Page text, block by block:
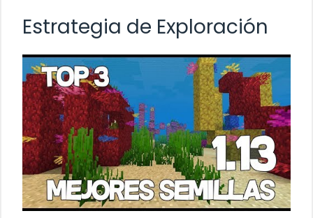
Estrategia de Exploración